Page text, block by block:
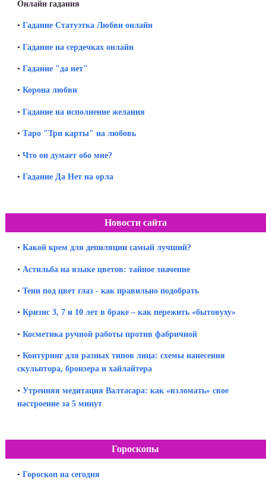
Онлайн гадания
• Гадание Статуэтка Любви онлайн
• Гадание на сердечках онлайн
• Гадание "да нет"
• Корона любви
• Гадание на исполнение желания
• Таро "Три карты" на любовь
• Что он думает обо мне?
• Гадание Да Нет на орла
Новости сайта
• Какой крем для депиляции самый лучший?
• Астильба на языке цветов: тайное значение
• Тени под цвет глаз - как правильно подобрать
• Кризис 3, 7 и 10 лет в браке – как пережить «бытовуху»
• Косметика ручной работы против фабричной
• Контуринг для разных типов лица: схемы нанесения
скульптора, бронзера и хайлайтера
• Утренняя медитация Валтасара: как «взломать» свое
настроение за 5 минут
Гороскопы
• Гороскоп на сегодня